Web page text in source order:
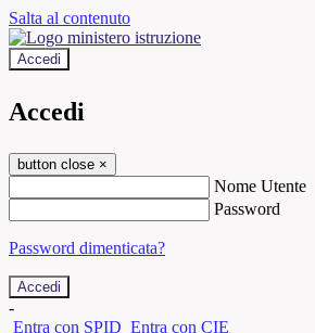
Salta al contenuto
Accedi
Accedi
button close ×
Nome Utente
Password
Password dimenticata?
-
Entra con SPID Entra con CIE